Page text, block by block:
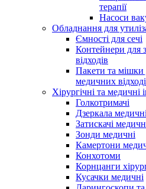
терапії
Насоси
Обладнання для
Ємності для сечі
Контейнери для
відходів
Пакети та мішки
медичних
Хірургічні та медичні
Голкотримачі
Дзеркала
Затискачі
Зонди медичні
Камертони
Конхотоми
Корнцанги
Кусачки медичні